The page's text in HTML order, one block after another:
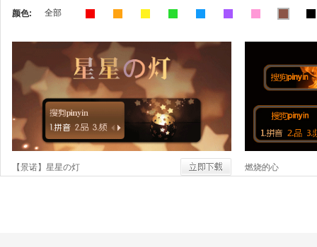
颜色: 全部
【景诺】星星の灯 燃烧的心